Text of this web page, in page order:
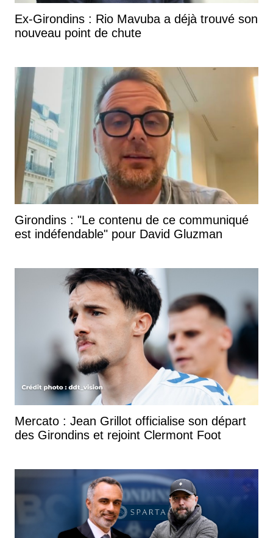
Ex-Girondins : Rio Mavuba a déjà trouvé son
nouveau point de chute
Girondins : "Le contenu de ce communiqué
est indéfendable" pour David Gluzman
Mercato : Jean Grillot officialise son départ
des Girondins et rejoint Clermont Foot